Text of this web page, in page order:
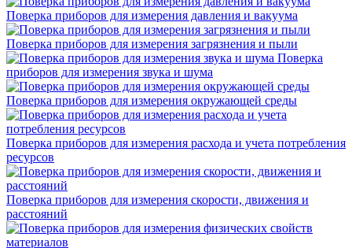
Поверка приборов для измерения давления и вакуума
Поверка приборов для измерения загрязнения и пыли
Поверка
приборов для измерения звука и шума
Поверка приборов для измерения окружающей среды
Поверка приборов для измерения расхода и учета потребления
ресурсов
Поверка приборов для измерения скорости, движения и
расстояний